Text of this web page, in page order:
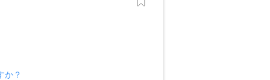
か？